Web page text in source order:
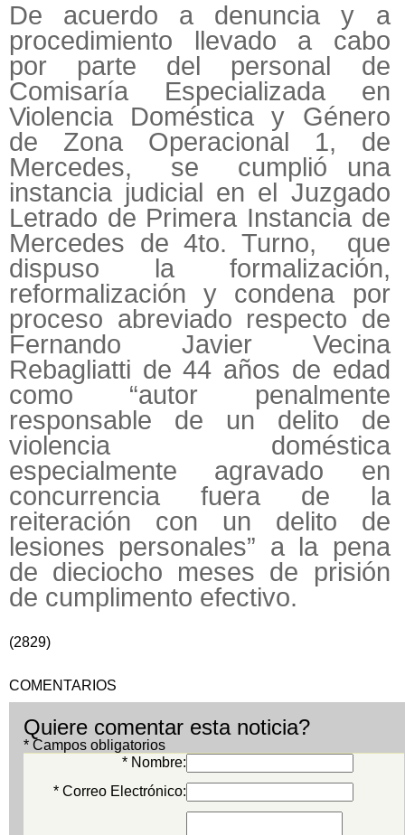
De acuerdo a denuncia y a
procedimiento llevado a cabo
por parte del personal de
Comisaría Especializada en
Violencia Doméstica y Género
de Zona Operacional 1, de
Mercedes, se cumplió una
instancia judicial en el Juzgado
Letrado de Primera Instancia de
Mercedes de 4to. Turno, que
dispuso la formalización,
reformalización y condena por
proceso abreviado respecto de
Fernando Javier Vecina
Rebagliatti de 44 años de edad
como “autor penalmente
responsable de un delito de
violencia doméstica
especialmente agravado en
concurrencia fuera de la
reiteración con un delito de
lesiones personales” a la pena
de dieciocho meses de prisión
de cumplimento efectivo.
(2829)
COMENTARIOS
Quiere comentar esta noticia?
* Campos obligatorios
* Nombre:
* Correo Electrónico: